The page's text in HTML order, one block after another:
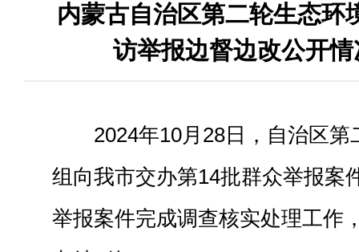
内蒙古自治区第二轮生态环
访举报边督边改公开
2024年10月 28日，自治区第
组向我市交办第14批群众举报案
举报案件完成调查核实处理工作